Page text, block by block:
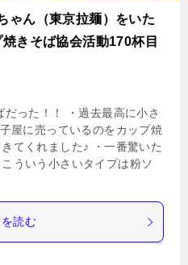
ゃん（東京拉麺）をいた
きそば協会活動170杯目
った！！ ・過去最高に小さ
屋に売っているのをカップ焼
てくれました♪ ・一番驚いた
ういう小さいタイプは粉ソ
読む